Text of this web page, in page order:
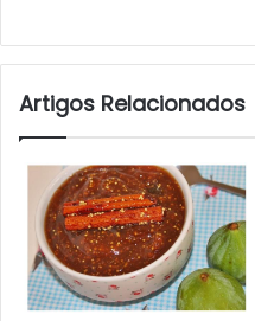
Artigos Relacionados